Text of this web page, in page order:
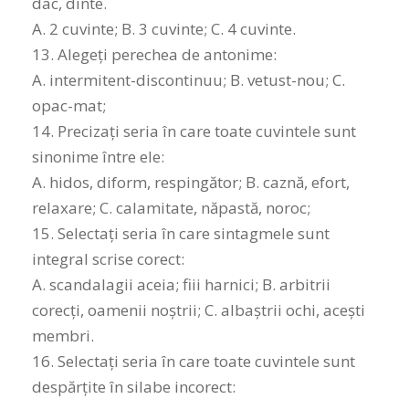
A. 2 cuvinte; B. 3 cuvinte; C. 4 cuvinte.
13. Alegeți perechea de antonime:
A. intermitent-discontinuu; B. vetust-nou; C.
opac-mat;
14. Precizați seria în care toate cuvintele sunt
sinonime între ele:
A. hidos, diform, respingător; B. caznă, efort,
relaxare; C. calamitate, năpastă, noroc;
15. Selectați seria în care sintagmele sunt
integral scrise corect:
A. scandalagii aceia; fiii harnici; B. arbitrii
corecți, oamenii noștrii; C. albaștrii ochi, acești
membri.
16. Selectaţi seria ȋn care toate cuvintele sunt
despărţite ȋn silabe incorect: